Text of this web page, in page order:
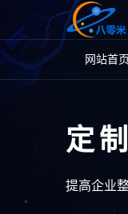
网站首页
定
提高企业